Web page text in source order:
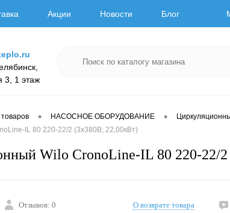
Акции Новости Блог
3, 1 этаж
товаров • НАСОСНОЕ ОБОРУДОВАНИЕ •
IL 80 220-22/2 (3х380В; 22,00кВт)
Wilo CronoLine-IL 80 220-22/
Отзывов: 0 О возврате товара